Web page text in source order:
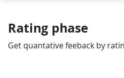
Rating phase
Get quantative feeback by